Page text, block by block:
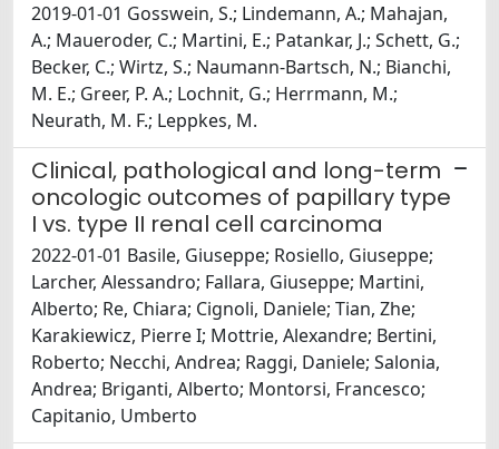
2019-01-01 Gosswein, S.; Lindemann, A.; Mahajan,
A.; Maueroder, C.; Martini, E.; Patankar, J.; Schett, G.;
Becker, C.; Wirtz, S.; Naumann-Bartsch, N.; Bianchi,
M. E.; Greer, P. A.; Lochnit, G.; Herrmann, M.;
Neurath, M. F.; Leppkes, M.
Clinical, pathological and long-term
oncologic outcomes of papillary type
I vs. type II renal cell carcinoma
2022-01-01 Basile, Giuseppe; Rosiello, Giuseppe;
Larcher, Alessandro; Fallara, Giuseppe; Martini,
Alberto; Re, Chiara; Cignoli, Daniele; Tian, Zhe;
Karakiewicz, Pierre I; Mottrie, Alexandre; Bertini,
Roberto; Necchi, Andrea; Raggi, Daniele; Salonia,
Andrea; Briganti, Alberto; Montorsi, Francesco;
Capitanio, Umberto